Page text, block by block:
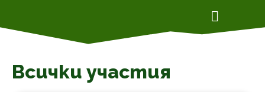
Всички участия